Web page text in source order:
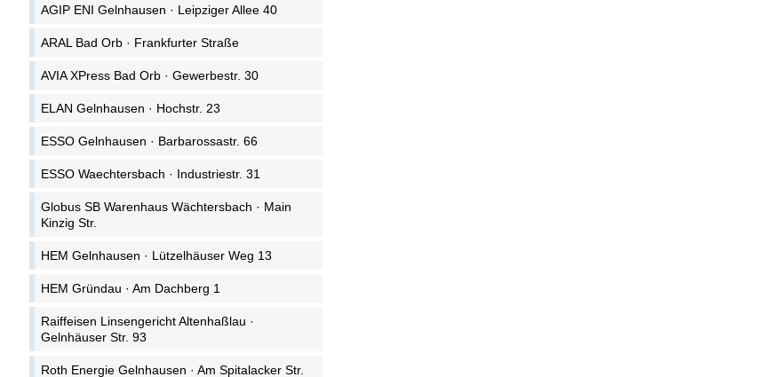
AGIP ENI Gelnhausen · Leipziger Allee 40
ARAL Bad Orb · Frankfurter Straße
AVIA XPress Bad Orb · Gewerbestr. 30
ELAN Gelnhausen · Hochstr. 23
ESSO Gelnhausen · Barbarossastr. 66
ESSO Waechtersbach · Industriestr. 31
Globus SB Warenhaus Wächtersbach · Main
Kinzig Str.
HEM Gelnhausen · Lützelhäuser Weg 13
HEM Gründau · Am Dachberg 1
Raiffeisen Linsengericht Altenhaßlau ·
Gelnhäuser Str. 93
Roth Energie Gelnhausen · Am Spitalacker Str.